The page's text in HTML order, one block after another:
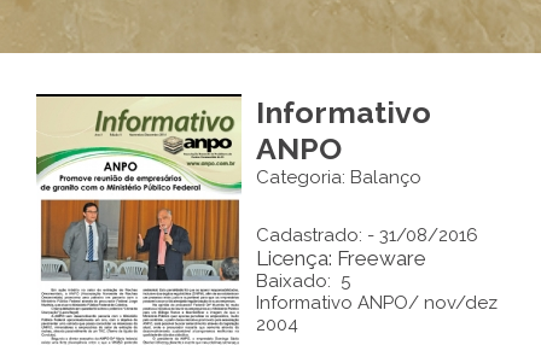
Informativo
ANPO
Categoria: Balanço
Cadastrado: - 31/08/2016
Licença: Freeware
Baixado: 5
Informativo ANPO/ nov/dez
2004